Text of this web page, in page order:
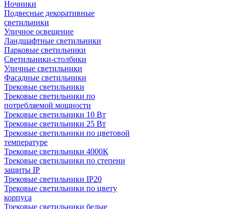
Ночники
Подвесные декоративные
светильники
Уличное освещение
Ландшафтные светильники
Парковые светильники
Светильники-столбики
Уличные светильники
Фасадные светильники
Трековые светильники
Трековые светильники по
потребляемой мощности
Трековые светильники 10 Вт
Трековые светильники 25 Вт
Трековые светильники по цветовой
температуре
Трековые светильники 4000К
Трековые светильники по степени
защиты IP
Трековые светильники IP20
Трековые светильники по цвету
корпуса
Трековые светильники белые